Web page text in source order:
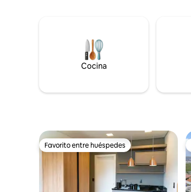
Cocina
Favorito entre huéspedes
Favorito entre huéspedes